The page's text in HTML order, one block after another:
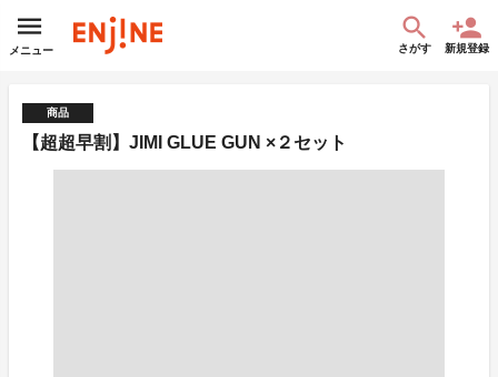
メニュー さがす 新規登録
商品
【超超早割】JIMI GLUE GUN ×２セット